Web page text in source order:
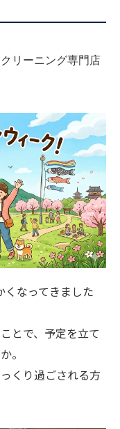
リーニング専門店
くなってきました
とで、予定を立て
。
くり過ごされる方